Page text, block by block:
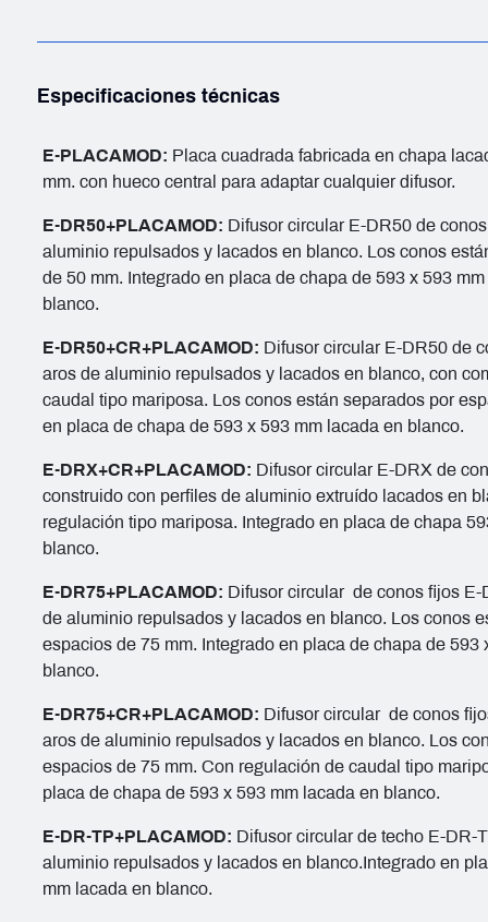
Especificaciones técnicas
E-PLACAMOD: Placa cuadrada fabricada en chapa
mm. con hueco central para adaptar cualquier difusor.
E-DR50+PLACAMOD: Difusor circular E-DR50 de
aluminio repulsados y lacados en blanco. Los conos
de 50 mm. Integrado en placa de chapa de 593 x 593
blanco.
E-DR50+CR+PLACAMOD: Difusor circular E-DR50 de
aros de aluminio repulsados y lacados en blanco, con
caudal tipo mariposa. Los conos están separados por
en placa de chapa de 593 x 593 mm lacada en blanco.
E-DRX+CR+PLACAMOD: Difusor circular E-DRX de
construido con perfiles de aluminio extruído lacados en
regulación tipo mariposa. Integrado en placa de chapa
blanco.
E-DR75+PLACAMOD: Difusor circular de conos fijos E-
de aluminio repulsados y lacados en blanco. Los conos
espacios de 75 mm. Integrado en placa de chapa de 593
blanco.
E-DR75+CR+PLACAMOD: Difusor circular de conos
aros de aluminio repulsados y lacados en blanco. Los
espacios de 75 mm. Con regulación de caudal tipo
placa de chapa de 593 x 593 mm lacada en blanco.
E-DR-TP+PLACAMOD: Difusor circular de techo E-DR-
aluminio repulsados y lacados en blanco.Integrado en
mm lacada en blanco.